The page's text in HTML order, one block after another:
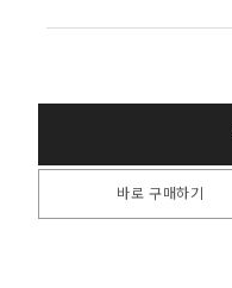
바로 구매하기